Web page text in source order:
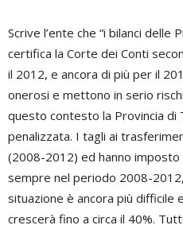
Scrive l’ente che “i bilanci delle
certifica la Corte dei Conti
il 2012, e ancora di più per il
onerosi e mettono in serio
questo contesto la Provincia di
penalizzata. I tagli ai
(2008-2012) ed hanno imposto
sempre nel periodo 2008-
situazione è ancora più difficile
crescerà fino a circa il 40%.